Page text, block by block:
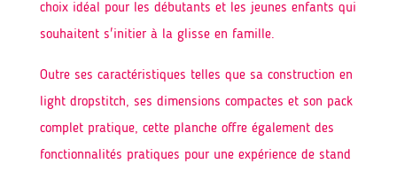
choix idéal pour les débutants et les jeunes enfants qui
souhaitent s'initier à la glisse en famille.
Outre ses caractéristiques telles que sa construction en
light dropstitch, ses dimensions compactes et son pack
complet pratique, cette planche offre également des
fonctionnalités pratiques pour une expérience de stand